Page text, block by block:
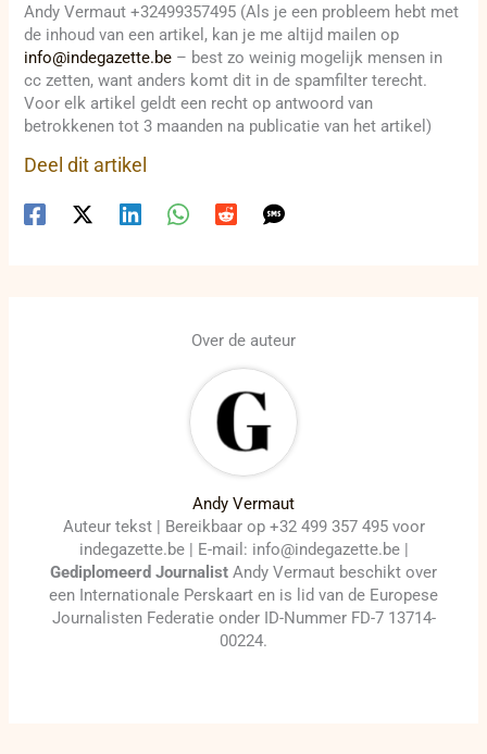
Andy Vermaut +32499357495 (Als je een probleem hebt met
de inhoud van een artikel, kan je me altijd mailen op
info@indegazette.be – best zo weinig mogelijk mensen in
cc zetten, want anders komt dit in de spamfilter terecht.
Voor elk artikel geldt een recht op antwoord van
betrokkenen tot 3 maanden na publicatie van het artikel)
Deel dit artikel
Over de auteur
Andy Vermaut
Auteur tekst | Bereikbaar op +32 499 357 495 voor
indegazette.be | E-mail: info@indegazette.be |
Gediplomeerd Journalist Andy Vermaut beschikt over
een Internationale Perskaart en is lid van de Europese
Journalisten Federatie onder ID-Nummer FD-7 13714-
00224.